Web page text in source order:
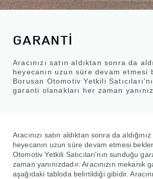
GARANTİ
Aracınızı satın aldıktan sonra da
heyecanın uzun süre devam etmesi
Borusan Otomotiv Yetkili
garanti olanakları her zaman
Aracınızı satın aldıktan sonra da
heyecanın uzun süre devam etmesi
Otomotiv Yetkili Satıcıları'nın sunduğu
zaman yanınızdadır. Aracınızın mekanik
aşağıdaki tabloda belirtildiği gibidir.